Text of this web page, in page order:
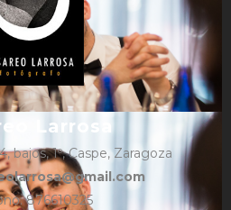
Larrosa
bajos, 1º, Caspe, Zaragoza
876610325